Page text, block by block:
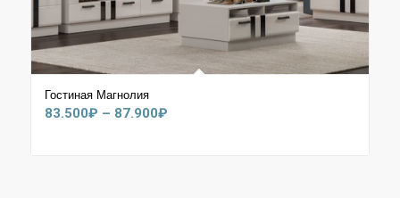
Гостиная Магнолия
83.500₽ – 87.900₽Диапазон